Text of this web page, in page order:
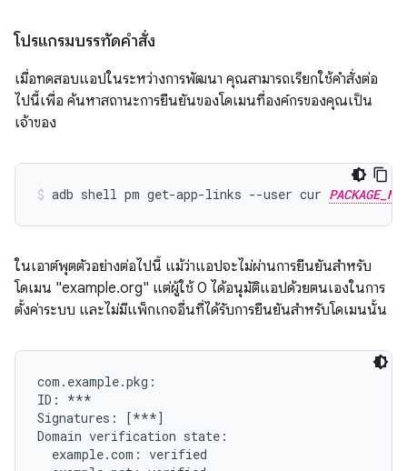
โปรแกรมบรรทัดคำสั่ง
เมื่อทดสอบแอปในระหว่างการพัฒนา คุณสามารถเรียกใช้คำสั่งต่อ
ไปนี้เพื่อ ค้นหาสถานะการยืนยันของโดเมนที่องค์กรของคุณเป็น
เจ้าของ
adb shell pm get-app-links --user cur
ในเอาต์พุตตัวอย่างต่อไปนี้ แม้ว่าแอปจะไม่ผ่านการยืนยันสำหรับ
โดเมน "example.org" แต่ผู้ใช้ 0 ได้อนุมัติแอปด้วยตนเองในการ
ตั้งค่าระบบ และไม่มีแพ็กเกจอื่นที่ได้รับการยืนยันสำหรับโดเมนนั้น
com.example.pkg:
ID: ***
Signatures: [***]
Domain verification state:
  example.com: verified